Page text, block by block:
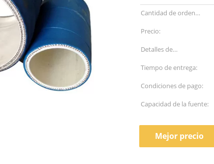
Cantidad de orden
mínima:
Precio:
Detalles de
empaquetado:
Tiempo de entrega:
Condiciones de pago:
Capacidad de la fuente:
Mejor precio